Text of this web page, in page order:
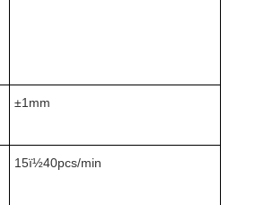
±1mm
15ï½40pcs/min